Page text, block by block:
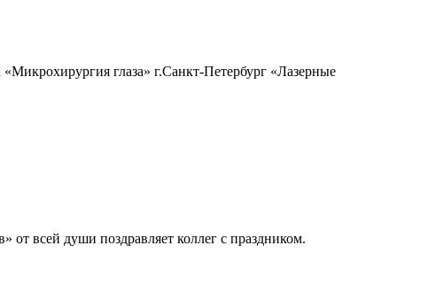
глаза» г.Санкт-Петербург «Лазерные
от всей души поздравляет коллег с праздником.